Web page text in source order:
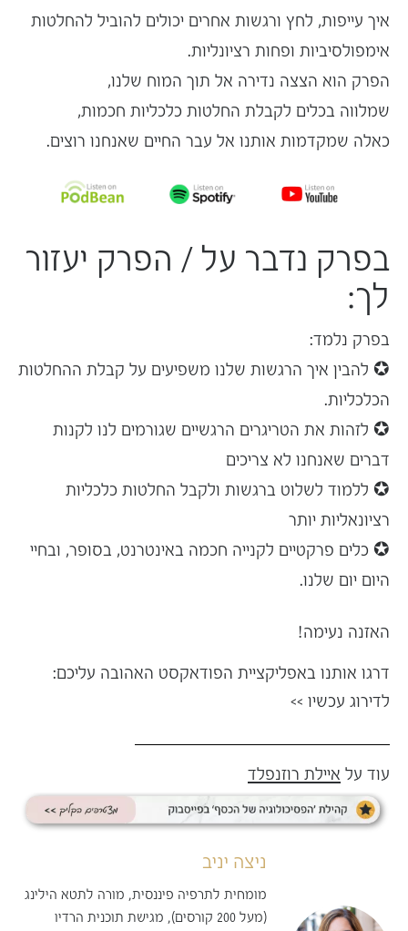
איך עייפות, לחץ ורגשות אחרים יכולים להוביל להחלטות
אימפולסיביות ופחות רציונליות.
הפרק הוא הצצה נדירה אל תוך המוח שלנו,
שמלווה בכלים לקבלת החלטות כלכליות חכמות,
כאלה שמקדמות אותנו אל עבר החיים שאנחנו רוצים.
בפרק נדבר על / הפרק יעזור
לך:
בפרק נלמד:
✪ להבין איך הרגשות שלנו משפיעים על קבלת ההחלטות
הכלכליות.
✪ לזהות את הטריגרים הרגשיים שגורמים לנו לקנות
דברים שאנחנו לא צריכים
✪ ללמוד לשלוט ברגשות ולקבל החלטות כלכליות
רציונאליות יותר
✪ כלים פרקטיים לקנייה חכמה באינטרנט, בסופר, ובחיי
היום יום שלנו.
האזנה נעימה!
דרגו אותנו באפליקציית הפודאקסט האהובה עליכם:
לדירוג עכשיו >>
עוד על איילת רוזנפלד
ניצה יניב
מומחית לתרפיה פיננסית, מורה לתטא הילינג
(מעל 200 קורסים), מגישת תוכנית הרדיו